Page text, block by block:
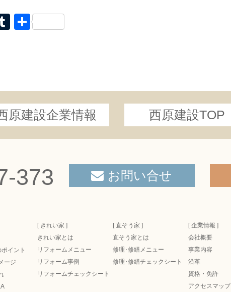
Tumblr
共
原建設企業情報 西原建設TOP
373 お問い合せ
イント
ージ
[ きれい家 ]
きれい家とは
リフォームメニュー
リフォーム事例
リフォームチェックシート
[ 直そう家 ]
直そう家とは
修理･修繕メニュー
修理･修繕チェックシート
[ 企業情報 ]
会社概要
事業内容
沿革
資格・免許
アクセスマップ